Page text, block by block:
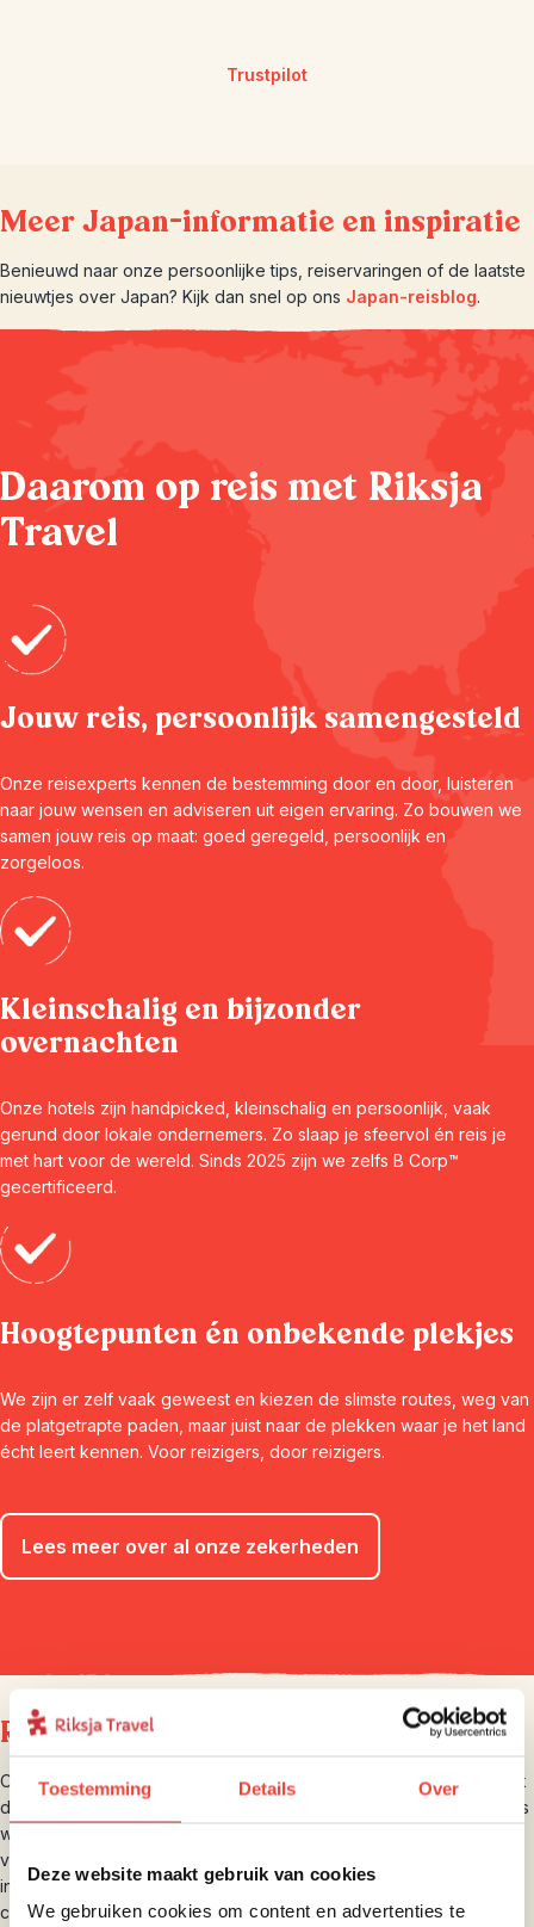
Toestemming Details Over
Deze website maakt gebruik van cookies
We gebruiken cookies om content en advertenties te
Trustpilot
Meer Japan-informatie en inspiratie
Benieuwd naar onze persoonlijke tips, reiservaringen of de laatste
nieuwtjes over Japan? Kijk dan snel op ons Japan-reisblog.
Daarom op reis met Riksja
Travel
Jouw reis, persoonlijk samengesteld
Onze reisexperts kennen de bestemming door en door, luisteren
naar jouw wensen en adviseren uit eigen ervaring. Zo bouwen we
samen jouw reis op maat: goed geregeld, persoonlijk en
zorgeloos.
Kleinschalig en bijzonder
overnachten
Onze hotels zijn handpicked, kleinschalig en persoonlijk, vaak
gerund door lokale ondernemers. Zo slaap je sfeervol én reis je
met hart voor de wereld. Sinds 2025 zijn we zelfs B Corp™
gecertificeerd.
Hoogtepunten én onbekende plekjes
We zijn er zelf vaak geweest en kiezen de slimste routes, weg van
de platgetrapte paden, maar juist naar de plekken waar je het land
écht leert kennen. Voor reizigers, door reizigers.
Lees meer over al onze zekerheden
Riksja brengt je dichterbij
Op je rondreis door Japan laten we je de highlights zien, maar ook
de onontdekte parels. Verken Kyoto op de fiets en kom in straatjes
waar andere reizigers niet komen, verken de Japanse Alpen te
voet en bewonder Mount Fuji vanaf het water. Je reist altijd
individueel, zodat je je eigen plan kunt trekken, maar onze lokale
collega’s staan tijdens je reis 24/7 voor je klaar.